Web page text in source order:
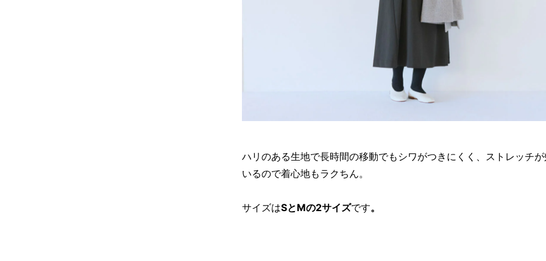
ハリのある生地で長時間の移動でもシワがつきにくく、ストレッチ
いるので着心地もラクちん。
サイズはSとMの2サイズです。